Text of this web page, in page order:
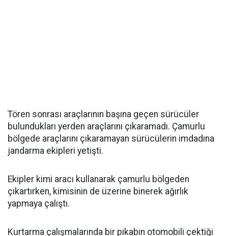
Tören sonrası araçlarının başına geçen sürücüler
bulundukları yerden araçlarını çıkaramadı. Çamurlu
bölgede araçlarını çıkaramayan sürücülerin imdadına
jandarma ekipleri yetişti.
Ekipler kimi aracı kullanarak çamurlu bölgeden
çıkartırken, kimisinin de üzerine binerek ağırlık
yapmaya çalıştı.
Kurtarma çalışmalarında bir pikabın otomobili çektiği